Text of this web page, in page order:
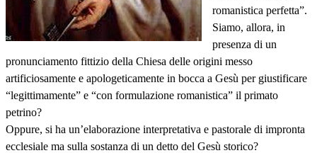
romanistica perfetta”.
Siamo, allora, in
presenza di un
pronunciamento fittizio della Chiesa delle origini messo
artificiosamente e apologeticamente in bocca a Gesù per giustificare
“legittimamente” e “con formulazione romanistica” il primato
petrino?
Oppure, si ha un’elaborazione interpretativa e pastorale di impronta
ecclesiale ma sulla sostanza di un detto del Gesù storico?